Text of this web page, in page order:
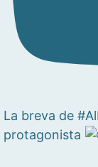
La breva de
protagonista